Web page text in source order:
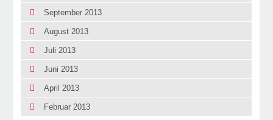
September 2013
August 2013
Juli 2013
Juni 2013
April 2013
Februar 2013